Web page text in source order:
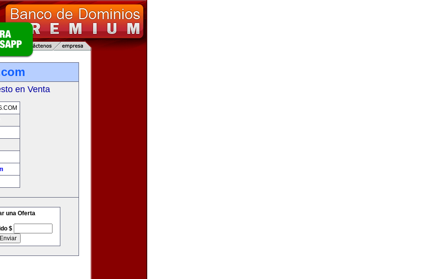
en Venta
una Oferta
$